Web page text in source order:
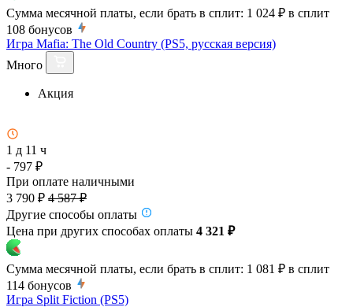
Сумма месячной платы, если брать в сплит: 1 024 ₽ в сплит
108 бонусов
Игра Mafia: The Old Country (PS5, русская версия)
Много
Акция
1 д 11 ч
- 797 ₽
При оплате наличными
3 790 ₽ 4 587 ₽
Другие способы оплаты
Цена при других способах оплаты 4 321 ₽
Сумма месячной платы, если брать в сплит: 1 081 ₽ в сплит
114 бонусов
Игра Split Fiction (PS5)